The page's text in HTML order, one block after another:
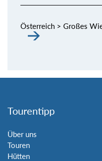
Österreich > Großes
Tourentipp
Über uns
Touren
Hütten